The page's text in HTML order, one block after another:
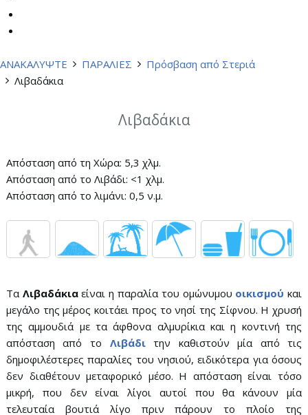
ΑΝΑΚΑΛΥΨΤΕ ΠΑΡΑΛΙΕΣ
Πρόσβαση από Στεριά
Λιβαδάκια
Λιβαδάκια
Απόσταση από τη Χώρα: 5,3 χλμ.
Απόσταση από το Λιβάδι: <1 χλμ.
Απόσταση από το λιμάνι: 0,5 ν.μ.
Τα Λιβαδάκιαείναι η παραλία του ομώνυμου οικισμού και
μεγάλο της μέρος κοιτάει προς το νησί της Σίφνου. Η χρυσή
της αμμουδιά με τα άφθονα αλμυρίκια και η κοντινή της
απόσταση από το Λιβάδιτην καθιστούν μία από τις
δημοφιλέστερες παραλίες του νησιού, ειδικότερα για όσους
δεν διαθέτουν μεταφορικό μέσο. Η απόσταση είναι τόσο
μικρή, που δεν είναι λίγοι αυτοί που θα κάνουν μία
τελευταία βουτιά λίγο πριν πάρουν το πλοίο της